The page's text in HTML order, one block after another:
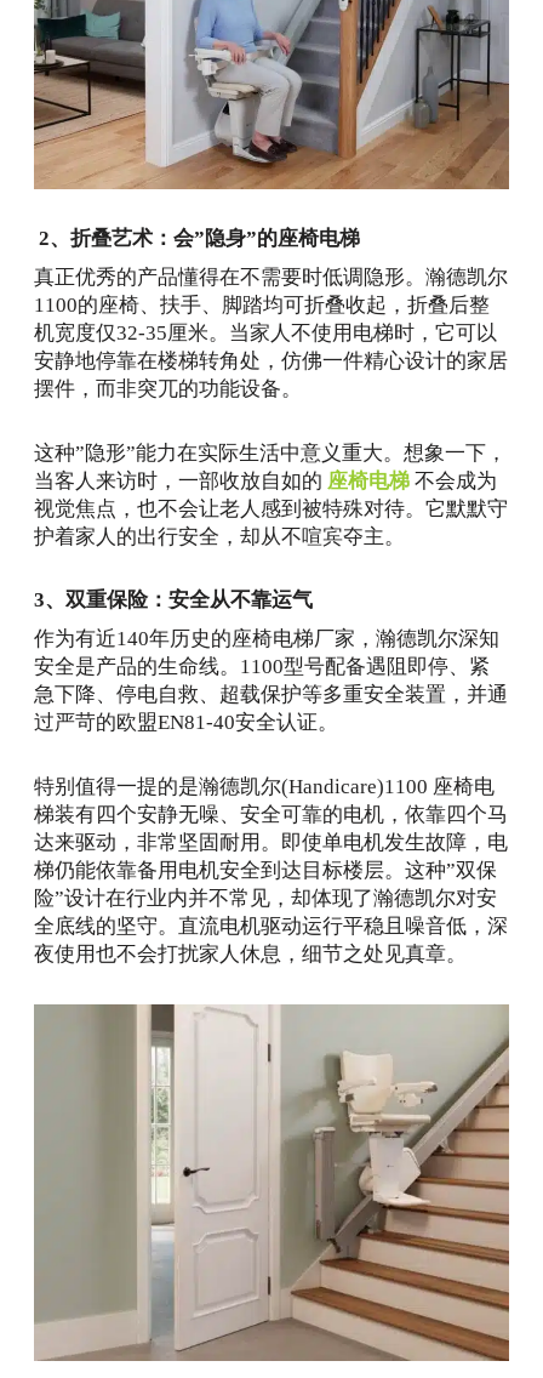
2、折叠艺术：会”隐身”的座椅电梯
真正优秀的产品懂得在不需要时低调隐形。瀚德凯尔
1100的座椅、扶手、脚踏均可折叠收起，折叠后整
机宽度仅32-35厘米。当家人不使用电梯时，它可以
安静地停靠在楼梯转角处，仿佛一件精心设计的家居
摆件，而非突兀的功能设备。
这种”隐形”能力在实际生活中意义重大。想象一下，
当客人来访时，一部收放自如的 座椅电梯 不会成为
视觉焦点，也不会让老人感到被特殊对待。它默默守
护着家人的出行安全，却从不喧宾夺主。
3、双重保险：安全从不靠运气
作为有近140年历史的座椅电梯厂家，瀚德凯尔深知
安全是产品的生命线。1100型号配备遇阻即停、紧
急下降、停电自救、超载保护等多重安全装置，并通
过严苛的欧盟EN81-40安全认证。
特别值得一提的是瀚德凯尔(Handicare)1100 座椅电
梯装有四个安静无噪、安全可靠的电机，依靠四个马
达来驱动，非常坚固耐用。即使单电机发生故障，电
梯仍能依靠备用电机安全到达目标楼层。这种”双保
险”设计在行业内并不常见，却体现了瀚德凯尔对安
全底线的坚守。直流电机驱动运行平稳且噪音低，深
夜使用也不会打扰家人休息，细节之处见真章。